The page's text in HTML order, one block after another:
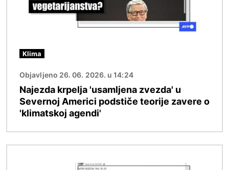
Klima
Objavljeno 26. 06. 2026. u 14:24
Najezda krpelja 'usamljena zvezda' u
Severnoj Americi podstiče teorije zavere o
'klimatskoj agendi'